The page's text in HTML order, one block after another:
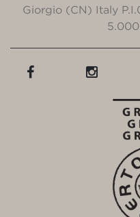
Giorgio (CN) Italy